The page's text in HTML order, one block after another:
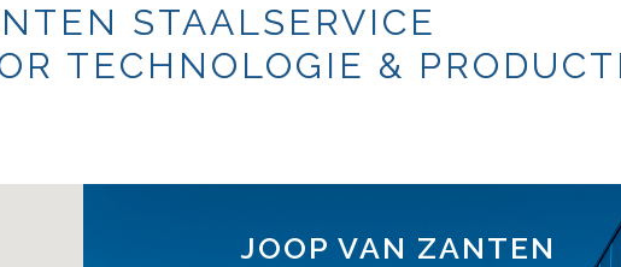
STAALSERVICE
TECHNOLOGIE &
JOOP VAN ZANTEN